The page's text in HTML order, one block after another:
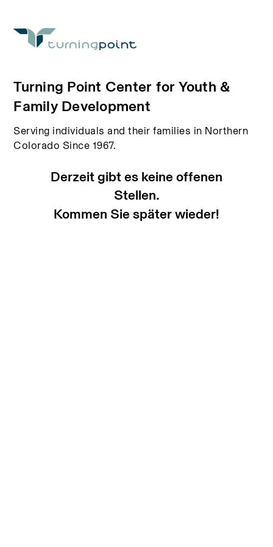
Turning Point Center for Youth &
Family Development
Serving individuals and their families in Northern
Colorado Since 1967.
Derzeit gibt es keine offenen
Stellen.
Kommen Sie später wieder!